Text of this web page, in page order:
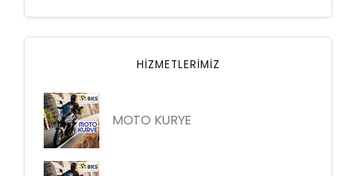
HIZMETLERIMIZ
MOTO KURYE